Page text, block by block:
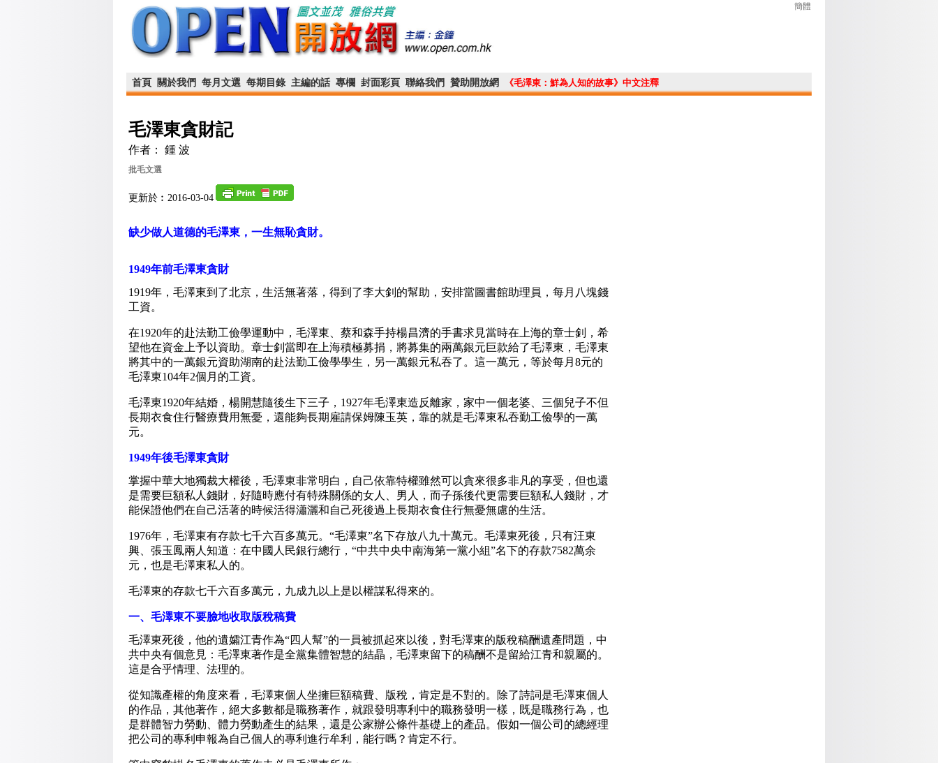
簡體
首頁 關於我們 每月文選 每期目錄 主編的話 專欄 封面彩頁 聯絡我們 贊助開放網 《毛澤東：鮮為人知的故事》中文注釋
毛澤東貪財記
作者： 鍾 波
批毛文選
更新於︰2016-03-04
缺少做人道德的毛澤東，一生無恥貪財。
1949年前毛澤東貪財
1919年，毛澤東到了北京，生活無著落，得到了李大釗的幫助，安排當圖書館助理員，每月八塊錢
工資。
在1920年的赴法勤工儉學運動中，毛澤東、蔡和森手持楊昌濟的手書求見當時在上海的章士釗，希
望他在資金上予以資助。章士釗當即在上海積極募捐，將募集的兩萬銀元巨款給了毛澤東，毛澤東
將其中的一萬銀元資助湖南的赴法勤工儉學學生，另一萬銀元私吞了。這一萬元，等於每月8元的
毛澤東104年2個月的工資。
毛澤東1920年結婚，楊開慧隨後生下三子，1927年毛澤東造反離家，家中一個老婆、三個兒子不但
長期衣食住行醫療費用無憂，還能夠長期雇請保姆陳玉英，靠的就是毛澤東私吞勤工儉學的一萬
元。
1949年後毛澤東貪財
掌握中華大地獨裁大權後，毛澤東非常明白，自己依靠特權雖然可以貪來很多非凡的享受，但也還
是需要巨額私人錢財，好隨時應付有特殊關係的女人、男人，而子孫後代更需要巨額私人錢財，才
能保證他們在自己活著的時候活得瀟灑和自己死後過上長期衣食住行無憂無慮的生活。
1976年，毛澤東有存款七千六百多萬元。“毛澤東”名下存放八九十萬元。毛澤東死後，只有汪東
興、張玉鳳兩人知道：在中國人民銀行總行，“中共中央中南海第一黨小組”名下的存款7582萬余
元，也是毛澤東私人的。
毛澤東的存款七千六百多萬元，九成九以上是以權謀私得來的。
一、毛澤東不要臉地收取版稅稿費
毛澤東死後，他的遺孀江青作為“四人幫”的一員被抓起來以後，對毛澤東的版稅稿酬遺產問題，中
共中央有個意見：毛澤東著作是全黨集體智慧的結晶，毛澤東留下的稿酬不是留給江青和親屬的。
這是合乎情理、法理的。
從知識產權的角度來看，毛澤東個人坐擁巨額稿費、版稅，肯定是不對的。除了詩詞是毛澤東個人
的作品，其他著作，絕大多數都是職務著作，就跟發明專利中的職務發明一樣，既是職務行為，也
是群體智力勞動、體力勞動產生的結果，還是公家辦公條件基礎上的產品。假如一個公司的總經理
把公司的專利申報為自己個人的專利進行牟利，能行嗎？肯定不行。